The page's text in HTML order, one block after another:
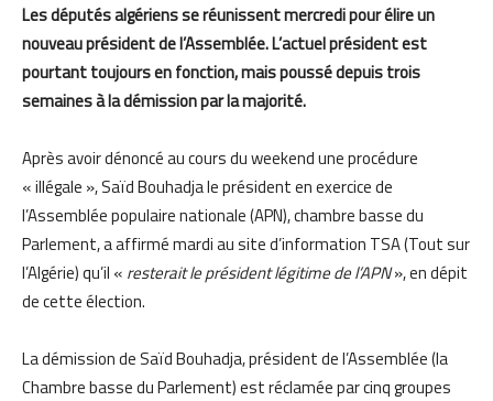
Les députés algériens se réunissent mercredi pour élire un
nouveau président de l’Assemblée. L’actuel président est
pourtant toujours en fonction, mais poussé depuis trois
semaines à la démission par la majorité.
Après avoir dénoncé au cours du weekend une procédure
« illégale », Saïd Bouhadja le président en exercice de
l’Assemblée populaire nationale (APN), chambre basse du
Parlement, a affirmé mardi au site d’information TSA (Tout sur
l’Algérie) qu’il « resterait le président légitime de l’APN», en dépit
de cette élection.
La démission de Saïd Bouhadja, président de l’Assemblée (la
Chambre basse du Parlement) est réclamée par cinq groupes